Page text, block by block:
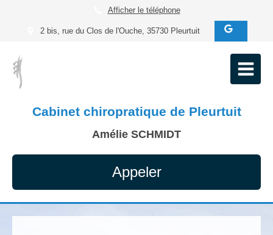
Afficher le téléphone
2 bis, rue du Clos de l'Ouche, 35730 Pleurtuit
Cabinet chiropratique de Pleurtuit
Amélie SCHMIDT
Appeler